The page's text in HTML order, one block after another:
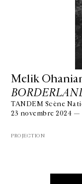
Melik
TANDEM Scène
23 novembre 2024 —
PROJECTION